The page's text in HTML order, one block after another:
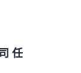
任